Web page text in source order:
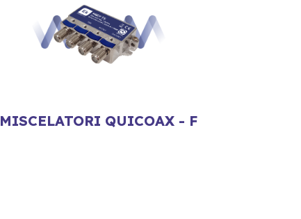
MISCELATORI QUICOAX - F